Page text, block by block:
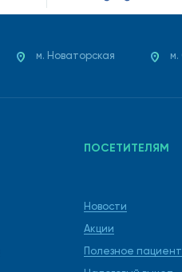
м. Новаторская м.
ПОСЕТИТЕЛЯМ
Новости
Акции
Полезное